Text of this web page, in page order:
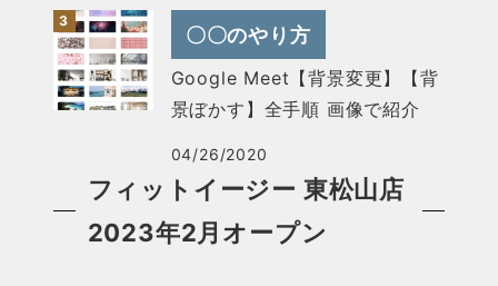
〇〇のやり方
Google Meet【背景変更】【背
景ぼかす】全手順 画像で紹介
04/26/2020
フィットイージー 東松山店
2023年2月オープン